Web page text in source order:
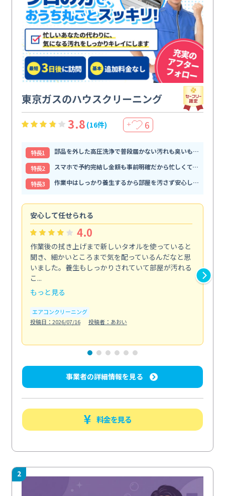
東京ガスのハウスクリーニング
3.8 (16件) ＋ 6
特⻑1
部品を外した高圧洗浄で普段届かない汚れも臭いもすっきり解消
特⻑2
スマホで予約完結し金額も事前明確だから忙しくても頼みやすい
特⻑3
作業中はしっかり養生するから部屋を汚さず安心して任せられる
安心して任せられる
4.0
作業後の拭き上げまで新しいタオルを使っていると
聞き、細かいところまで気を配っているんだなと思
いました。養生もしっかりされていて部屋が汚れる
こ...
もっと見る
エアコンクリーニング
投稿日：2026/07/16
投稿者：あおい
事業者の詳細情報を見る
料金を見る
2